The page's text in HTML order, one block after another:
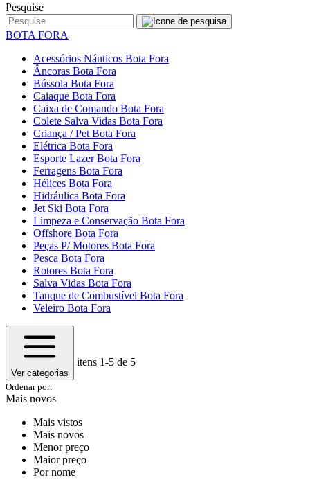
Pesquise
BOTA FORA
Acessórios Náuticos Bota Fora
Âncoras Bota Fora
Bússola Bota Fora
Caiaque Bota Fora
Caixa de Comando Bota Fora
Colete Salva Vidas Bota Fora
Criança / Pet Bota Fora
Elétrica Bota Fora
Esporte Lazer Bota Fora
Ferragens Bota Fora
Hélices Bota Fora
Hidráulica Bota Fora
Jet Ski Bota Fora
Limpeza e Conservação Bota Fora
Offshore Bota Fora
Peças P/ Motores Bota Fora
Pesca Bota Fora
Rotores Bota Fora
Salva Vidas Bota Fora
Tanque de Combustível Bota Fora
Veleiro Bota Fora
Ver categorias
itens 1-5 de 5
Ordenar por:
Mais novos
Mais vistos
Mais novos
Menor preço
Maior preço
Por nome